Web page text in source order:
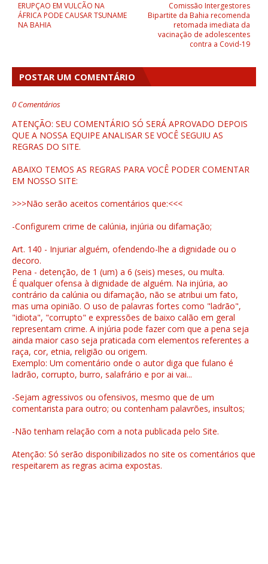
Comissão Intergestores
Bipartite da Bahia recomenda
retomada imediata da
vacinação de adolescentes
contra a Covid-19
ERUPÇAO EM VULCÃO NA
ÁFRICA PODE CAUSAR TSUNAME
NA BAHIA
POSTAR UM COMENTÁRIO
0 Comentários
ATENÇÃO: SEU COMENTÁRIO SÓ SERÁ APROVADO DEPOIS
QUE A NOSSA EQUIPE ANALISAR SE VOCÊ SEGUIU AS
REGRAS DO SITE.
ABAIXO TEMOS AS REGRAS PARA VOCÊ PODER COMENTAR
EM NOSSO SITE:
>>>Não serão aceitos comentários que:<<<
-Configurem crime de calúnia, injúria ou difamação;
Art. 140 - Injuriar alguém, ofendendo-lhe a dignidade ou o
decoro.
Pena - detenção, de 1 (um) a 6 (seis) meses, ou multa.
É qualquer ofensa à dignidade de alguém. Na injúria, ao
contrário da calúnia ou difamação, não se atribui um fato,
mas uma opinião. O uso de palavras fortes como "ladrão",
"idiota", "corrupto" e expressões de baixo calão em geral
representam crime. A injúria pode fazer com que a pena seja
ainda maior caso seja praticada com elementos referentes a
raça, cor, etnia, religião ou origem.
Exemplo: Um comentário onde o autor diga que fulano é
ladrão, corrupto, burro, salafrário e por ai vai...
-Sejam agressivos ou ofensivos, mesmo que de um
comentarista para outro; ou contenham palavrões, insultos;
-Não tenham relação com a nota publicada pelo Site.
Atenção: Só serão disponibilizados no site os comentários que
respeitarem as regras acima expostas.